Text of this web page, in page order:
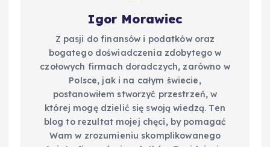
Igor Morawiec
Z pasji do finansów i podatków oraz
bogatego doświadczenia zdobytego w
czołowych firmach doradczych, zarówno w
Polsce, jak i na całym świecie,
postanowiłem stworzyć przestrzeń, w
której mogę dzielić się swoją wiedzą. Ten
blog to rezultat mojej chęci, by pomagać
Wam w zrozumieniu skomplikowanego